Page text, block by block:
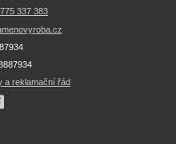
337 383
a reklamační řád